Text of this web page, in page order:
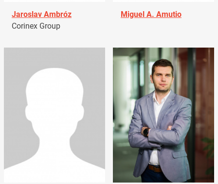
Jaroslav Ambróz
Corinex Group
Miguel A. Amutio